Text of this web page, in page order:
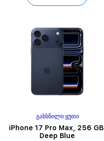
ᲒᲐᲮᲡᲜᲘᲚᲘ ᲧᲣᲗᲘ
iPhone 17 Pro Max, 256 GB,
Deep Blue